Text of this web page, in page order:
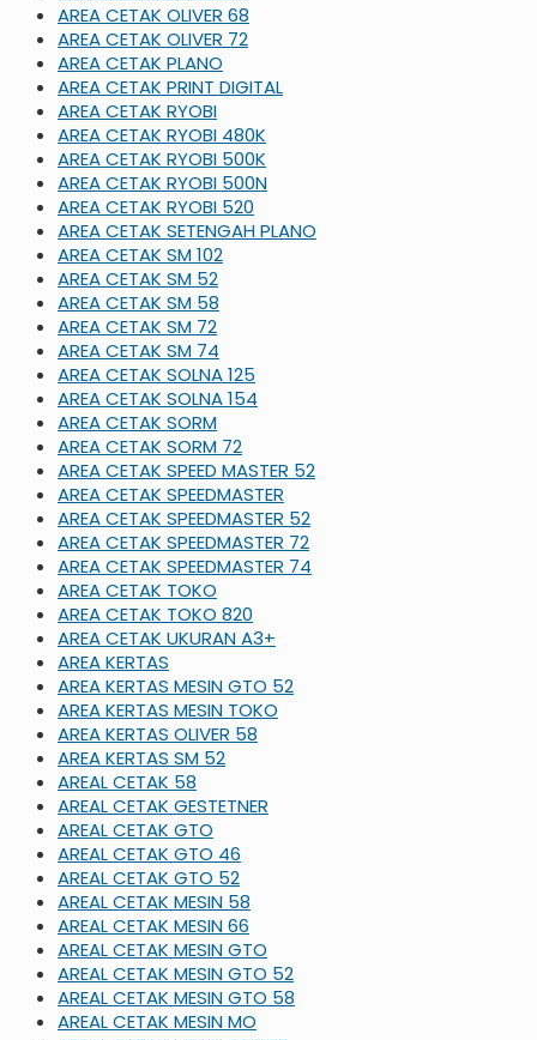
AREA CETAK OLIVER 68
AREA CETAK OLIVER 72
AREA CETAK PLANO
AREA CETAK PRINT DIGITAL
AREA CETAK RYOBI
AREA CETAK RYOBI 480K
AREA CETAK RYOBI 500K
AREA CETAK RYOBI 500N
AREA CETAK RYOBI 520
AREA CETAK SETENGAH PLANO
AREA CETAK SM 102
AREA CETAK SM 52
AREA CETAK SM 58
AREA CETAK SM 72
AREA CETAK SM 74
AREA CETAK SOLNA 125
AREA CETAK SOLNA 154
AREA CETAK SORM
AREA CETAK SORM 72
AREA CETAK SPEED MASTER 52
AREA CETAK SPEEDMASTER
AREA CETAK SPEEDMASTER 52
AREA CETAK SPEEDMASTER 72
AREA CETAK SPEEDMASTER 74
AREA CETAK TOKO
AREA CETAK TOKO 820
AREA CETAK UKURAN A3+
AREA KERTAS
AREA KERTAS MESIN GTO 52
AREA KERTAS MESIN TOKO
AREA KERTAS OLIVER 58
AREA KERTAS SM 52
AREAL CETAK 58
AREAL CETAK GESTETNER
AREAL CETAK GTO
AREAL CETAK GTO 46
AREAL CETAK GTO 52
AREAL CETAK MESIN 58
AREAL CETAK MESIN 66
AREAL CETAK MESIN GTO
AREAL CETAK MESIN GTO 52
AREAL CETAK MESIN GTO 58
AREAL CETAK MESIN MO